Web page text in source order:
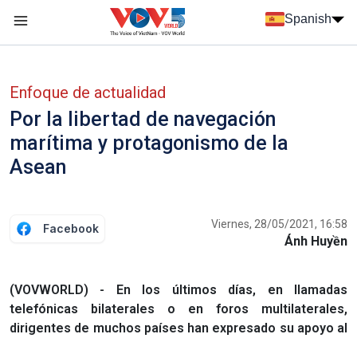
Spanish
Enfoque de actualidad
Por la libertad de navegación
marítima y protagonismo de la
Asean
Facebook Viernes, 28/05/2021, 16:58
Ánh Huyền
(VOVWORLD) - En los últimos días, en llamadas
telefónicas bilaterales o en foros multilaterales,
dirigentes de muchos países han expresado su apoyo al